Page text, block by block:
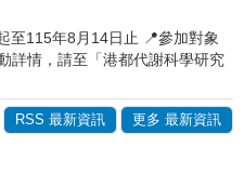
至115年8月14日止 📍參加對象
詳情，請至「港都代謝科學研究
RSS 最新資訊 更多 最新資訊